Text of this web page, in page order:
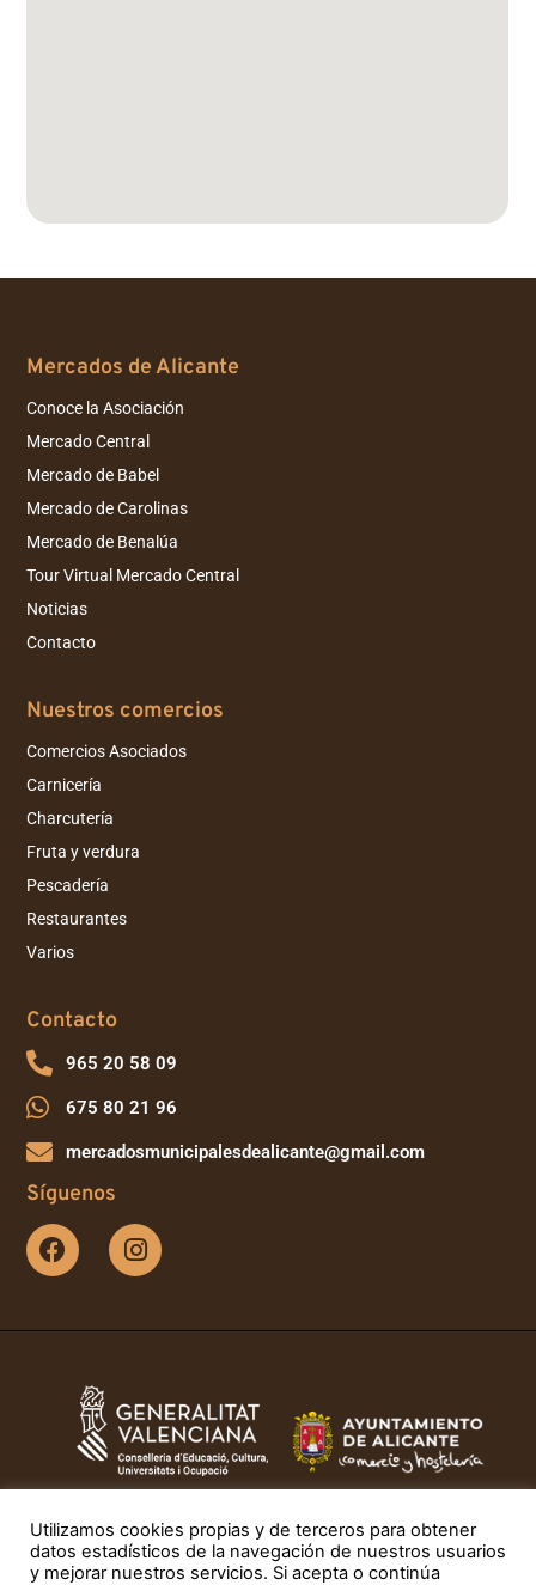
Mercados de Alicante
Conoce la Asociación
Mercado Central
Mercado de Babel
Mercado de Carolinas
Mercado de Benalúa
Tour Virtual Mercado Central
Noticias
Contacto
Nuestros comercios
Comercios Asociados
Carnicería
Charcutería
Fruta y verdura
Pescadería
Restaurantes
Varios
Contacto
965 20 58 09
675 80 21 96
mercadosmunicipalesdealicante@gmail.com
Síguenos
Mercados Municipales de Alicante. Con el apoyo de la Concejalía de
Comercio y Hostelería del Ayuntamiento de Alicante.
Utilizamos cookies propias y de terceros para obtener
datos estadísticos de la navegación de nuestros usuarios
y mejorar nuestros servicios. Si acepta o continúa